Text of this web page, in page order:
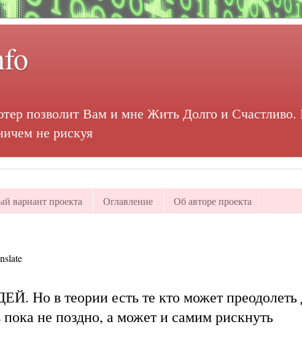
позволит Вам и мне Жить Долго и
не рискуя
вариант проекта Оглавление Об авторе проекта
Но в теории есть те кто может
пока не поздно, а может и самим рискнуть